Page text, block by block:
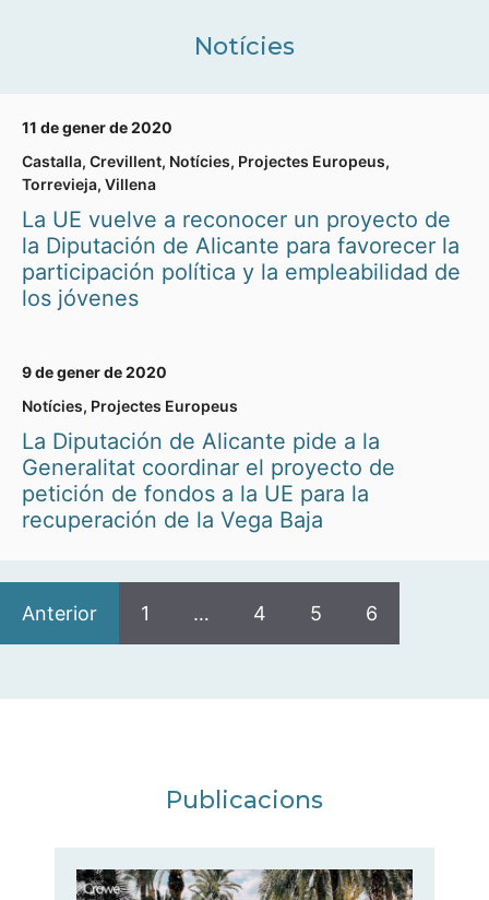
Notícies
11 de gener de 2020
Castalla, Crevillent, Notícies, Projectes Europeus,
Torrevieja, Villena
La UE vuelve a reconocer un proyecto de
la Diputación de Alicante para favorecer la
participación política y la empleabilidad de
los jóvenes
9 de gener de 2020
Notícies, Projectes Europeus
La Diputación de Alicante pide a la
Generalitat coordinar el proyecto de
petición de fondos a la UE para la
recuperación de la Vega Baja
Anterior 1 … 4 5 6
Publicacions